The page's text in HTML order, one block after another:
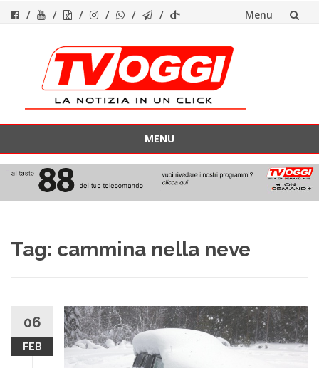
Menu
contenuto
MENU
contenuto
Tag: cammina nella neve
06
FEB